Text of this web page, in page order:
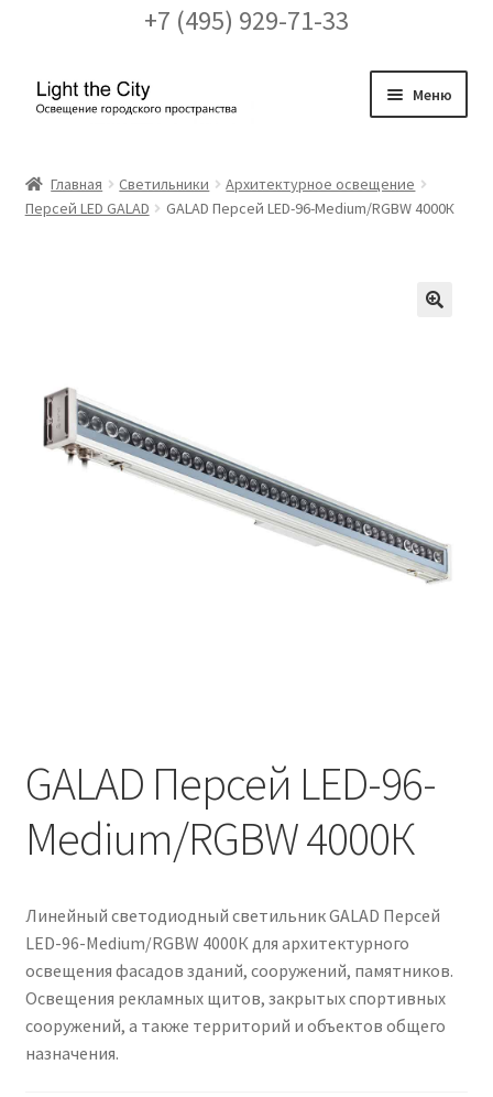
+7 (495) 929-71-33
Перейти
Перейти
Меню
FAQ про кронштейны
Доставка и оплата
Заказ проекта освещения
кронштейнов «Opora Engineering»
Отправить заявку
Политика конфиденциальности
Сертификаты
Таблица выбора вводного щитка
Главная Светильники
Архитектурное освещение
Персей LED GALAD
GALAD Персей LED-96-Medium/RGBW 4000К
GALAD Персей LED-96-
Medium/RGBW 4000К
Линейный светодиодный светильник GALAD Персей
LED-96-Medium/RGBW 4000К для архитектурного
освещения фасадов зданий, сооружений, памятников.
Освещения рекламных щитов, закрытых спортивных
сооружений, а также территорий и объектов общего
назначения.